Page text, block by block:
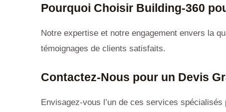
Pourquoi Choisir Building-360
Notre expertise et notre engagement envers la
témoignages de clients satisfaits.
Contactez-Nous pour un Devis
Envisagez-vous l’un de ces services